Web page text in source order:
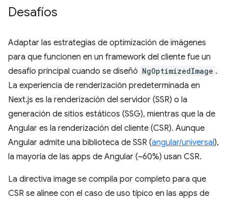
Desafíos
Adaptar las estrategias de optimización de imágenes
para que funcionen en un framework del cliente fue un
desafío principal cuando se diseñó NgOptimizedImage .
La experiencia de renderización predeterminada en
Next.js es la renderización del servidor (SSR) o la
generación de sitios estáticos (SSG), mientras que la de
Angular es la renderización del cliente (CSR). Aunque
Angular admite una biblioteca de SSR (angular/universal),
la mayoría de las apps de Angular (~60%) usan CSR.
La directiva image se compila por completo para que
CSR se alinee con el caso de uso típico en las apps de